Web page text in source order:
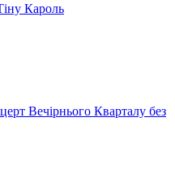
Кароль
Вечірнього Кварталу без